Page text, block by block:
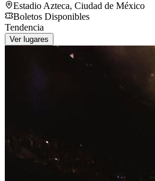
Estadio Azteca, Ciudad de México
Boletos Disponibles
Tendencia
Ver lugares